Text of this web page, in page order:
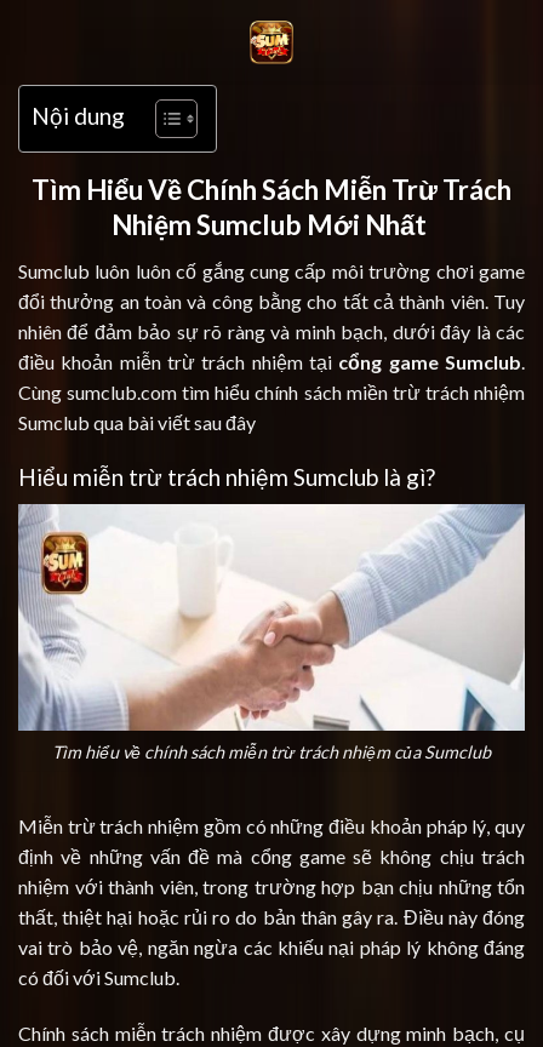
Nội dung
Tìm Hiểu Về Chính Sách Miễn Trừ Trách
Nhiệm Sumclub Mới Nhất
Sumclub luôn luôn cố gắng cung cấp môi trường chơi game
đổi thưởng an toàn và công bằng cho tất cả thành viên. Tuy
nhiên để đảm bảo sự rõ ràng và minh bạch, dưới đây là các
điều khoản miễn trừ trách nhiệm tại cổng game Sumclub.
Cùng sumclub.com tìm hiểu chính sách miền trừ trách nhiệm
Sumclub qua bài viết sau đây
Hiểu miễn trừ trách nhiệm Sumclub là gì?
Tìm hiểu về chính sách miễn trừ trách nhiệm của Sumclub
Miễn trừ trách nhiệm gồm có những điều khoản pháp lý, quy
định về những vấn đề mà cổng game sẽ không chịu trách
nhiệm với thành viên, trong trường hợp bạn chịu những tổn
thất, thiệt hại hoặc rủi ro do bản thân gây ra. Điều này đóng
vai trò bảo vệ, ngăn ngừa các khiếu nại pháp lý không đáng
có đối với Sumclub.
Chính sách miễn trách nhiệm được xây dựng minh bạch, cụ